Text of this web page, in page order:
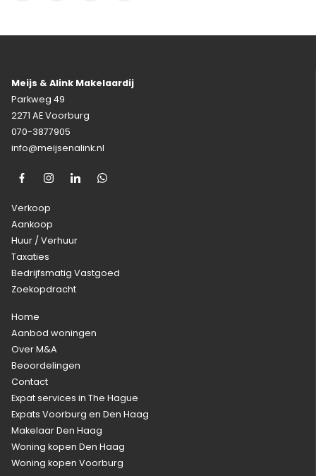
Meijs & Alink Makelaardij
Parkweg 49
2271 AE Voorburg
070-3877905
info@meijsenalink.nl
Verkoop
Aankoop
Huur / Verhuur
Taxaties
Bedrijfsmatig Vastgoed
Zoekopdracht
Home
Aanbod woningen
Over M&A
Beoordelingen
Contact
Expat services in The Hague
Expats Voorburg en Den Haag
Makelaar Den Haag
Woning kopen Den Haag
Woning kopen Voorburg